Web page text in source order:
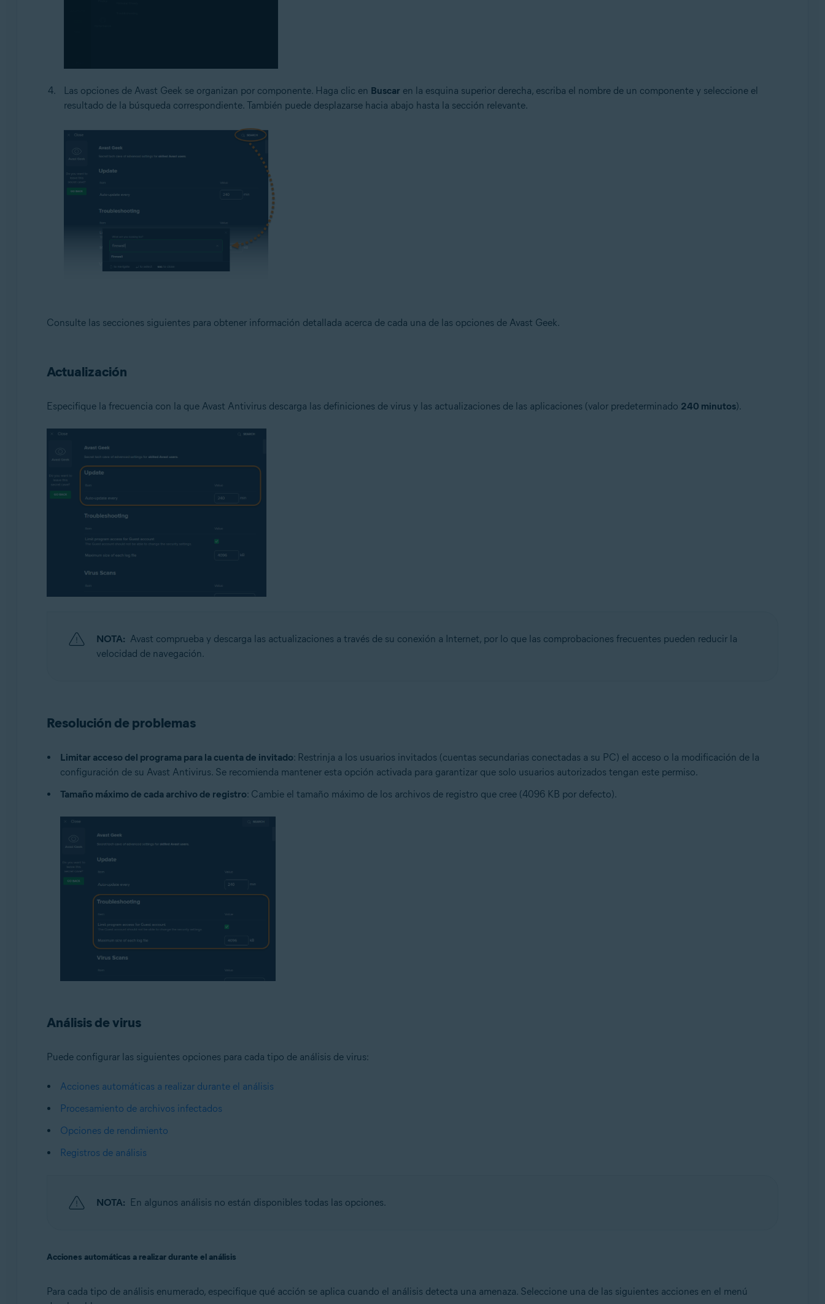
Las opciones de Avast Geek se organizan por componente. Haga clic en Buscar en la esquina superior derecha, escriba el nombre de un componente y seleccione el
resultado de la búsqueda correspondiente. También puede desplazarse hacia abajo hasta la sección relevante.
Consulte las secciones siguientes para obtener información detallada acerca de cada una de las opciones de Avast Geek.
Actualización
Especifique la frecuencia con la que Avast Antivirus descarga las definiciones de virus y las actualizaciones de las aplicaciones (valor predeterminado 240 minutos).
NOTA: Avast comprueba y descarga las actualizaciones a través de su conexión a Internet, por lo que las comprobaciones frecuentes pueden reducir la
velocidad de navegación.
Resolución de problemas
Limitar acceso del programa para la cuenta de invitado: Restrinja a los usuarios invitados (cuentas secundarias conectadas a su PC) el acceso o la modificación de la
configuración de su Avast Antivirus. Se recomienda mantener esta opción activada para garantizar que solo usuarios autorizados tengan este permiso.
Tamaño máximo de cada archivo de registro: Cambie el tamaño máximo de los archivos de registro que cree (4096 KB por defecto).
Análisis de virus
Puede configurar las siguientes opciones para cada tipo de análisis de virus:
Acciones automáticas a realizar durante el análisis
Procesamiento de archivos infectados
Opciones de rendimiento
Registros de análisis
NOTA: En algunos análisis no están disponibles todas las opciones.
Acciones automáticas a realizar durante el análisis
Para cada tipo de análisis enumerado, especifique qué acción se aplica cuando el análisis detecta una amenaza. Seleccione una de las siguientes acciones en el menú